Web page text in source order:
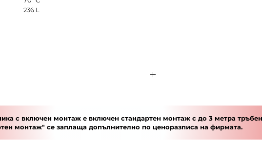
236 L
ЛНА
МОЩНОС
Т
А
ЦЕНА
с включен монтаж е включен стандартен монтаж с до 3 метра
монтаж" се заплаща допълнително по ценоразписа на фирмата.